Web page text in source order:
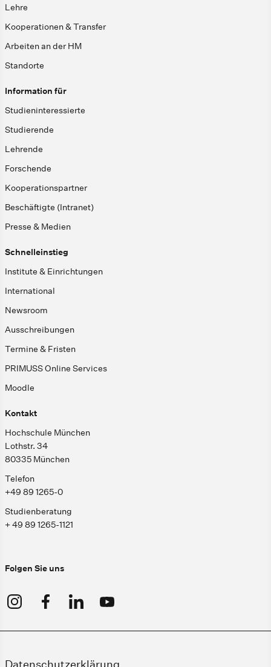
Lehre
Kooperationen & Transfer
Arbeiten an der HM
Standorte
Information für
Studieninteressierte
Studierende
Lehrende
Forschende
Kooperationspartner
Beschäftigte (Intranet)
Presse & Medien
Schnelleinstieg
Institute & Einrichtungen
International
Newsroom
Ausschreibungen
Termine & Fristen
PRIMUSS Online Services
Moodle
Kontakt
Hochschule München
Lothstr. 34
80335 München
Telefon
+49 89 1265-0
Studienberatung
+ 49 89 1265-1121
Folgen Sie uns